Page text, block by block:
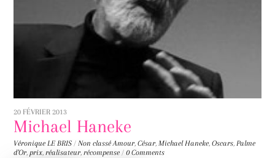
20 FÉVRIER 2013
Michael Haneke
Véronique LE BRIS / Non classé Amour,César,Michael Haneke,Oscars,Palme
d'Or,prix,réalisateur,récompense / 0 Comments